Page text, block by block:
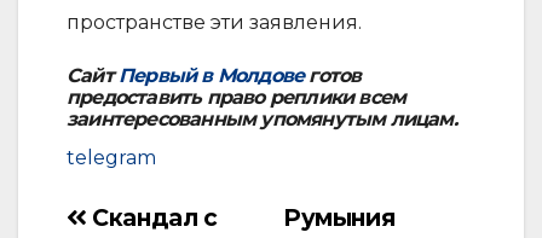
пространстве эти заявления.
СайтПервый в Молдовеготов
предоставить право реплики всем
заинтересованным упомянутым лицам.
telegram
Навигация
Румыния
Скандал с